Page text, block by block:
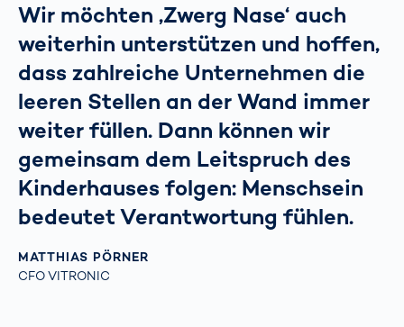
Wir möchten ‚Zwerg Nase‘ auch
weiterhin unterstützen und hoffen,
dass zahlreiche Unternehmen die
leeren Stellen an der Wand immer
weiter füllen. Dann können wir
gemeinsam dem Leitspruch des
Kinderhauses folgen: Menschsein
bedeutet Verantwortung fühlen.
MATTHIAS PÖRNER
CFO VITRONIC